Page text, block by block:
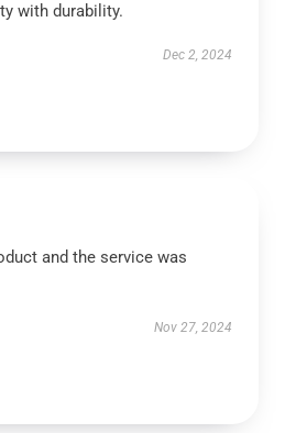
with durability.
Dec 2, 2024
and the service was
Nov 27, 2024